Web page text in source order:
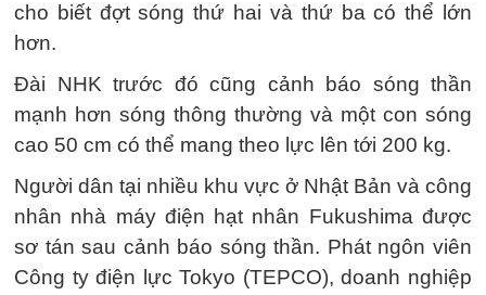
cho biết đợt sóng thứ hai và thứ ba có thể lớn
hơn.
Đài NHK trước đó cũng cảnh báo sóng thần
mạnh hơn sóng thông thường và một con sóng
cao 50 cm có thể mang theo lực lên tới 200 kg.
Người dân tại nhiều khu vực ở Nhật Bản và công
nhân nhà máy điện hạt nhân Fukushima được
sơ tán sau cảnh báo sóng thần. Phát ngôn viên
Công ty điện lực Tokyo (TEPCO), doanh nghiệp